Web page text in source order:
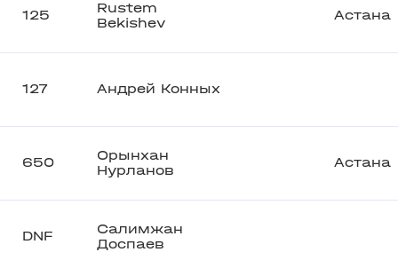
125
Rustem
Bekishev
Астана
127 Андрей Конных
650
Орынхан
Нурланов
Астана
DNF
Салимжан
Доспаев